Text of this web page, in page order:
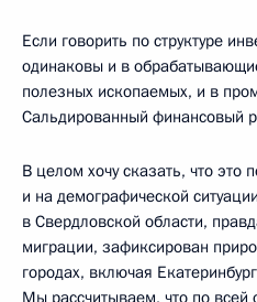
Если говорить по структуре
одинаковы и в
полезных ископаемых, и в
Сальдированный финансовый
В целом хочу сказать, что это
и на демографической
в Свердловской области,
миграции, зафиксирован
городах, включая
Мы рассчитываем, что по всей